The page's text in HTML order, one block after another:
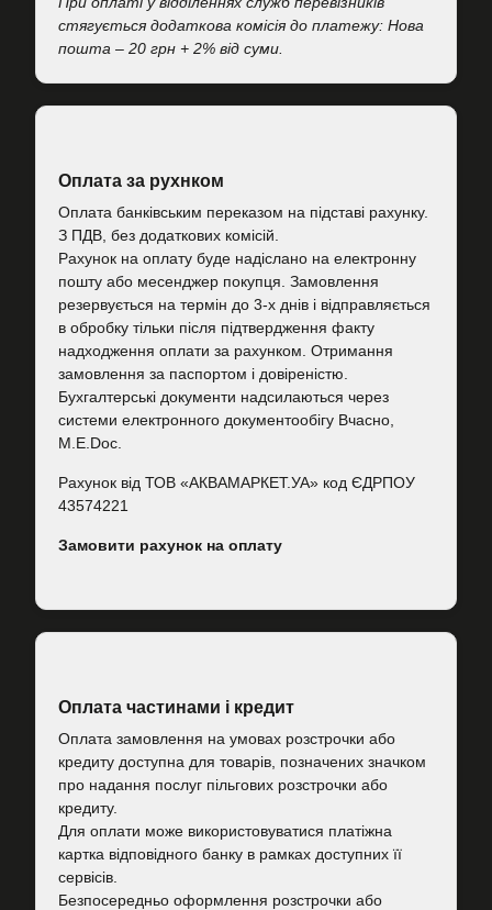
стягується додаткова комісія до платежу: Нова
пошта – 20 грн + 2% від суми.
Оплата за рухнком
Оплата банківським переказом на підставі рахунку.
З ПДВ, без додаткових комісій.
Рахунок на оплату буде надіслано на електронну
пошту або месенджер покупця. Замовлення
резервується на термін до 3-х днів і відправляється
в обробку тільки після підтвердження факту
надходження оплати за рахунком. Отримання
замовлення за паспортом і довіреністю.
Бухгалтерські документи надсилаються через
системи електронного документообігу Вчасно,
M.E.Doc.
Рахунок від ТОВ «АКВАМАРКЕТ.УА» код ЄДРПОУ
43574221
Замовити рахунок на оплату
Оплата частинами і кредит
Оплата замовлення на умовах розстрочки або
кредиту доступна для товарів, позначених значком
про надання послуг пільгових розстрочки або
кредиту.
Для оплати може використовуватися платіжна
картка відповідного банку в рамках доступних її
сервісів.
Безпосередньо оформлення розстрочки або